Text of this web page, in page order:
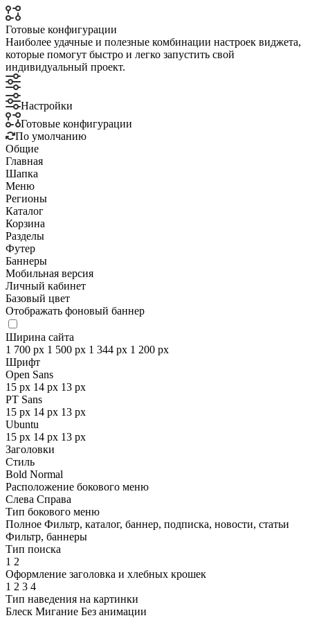
Готовые конфигурации
Наиболее удачные и полезные комбинации настроек виджета,
которые помогут быстро и легко запустить свой
индивидуальный проект.
Настройки
Готовые конфигурации
По умолчанию
Общие
Главная
Шапка
Меню
Регионы
Каталог
Корзина
Разделы
Футер
Баннеры
Мобильная версия
Личный кабинет
Базовый цвет
Отображать фоновый баннер
Ширина сайта
1 700 px 1 500 px 1 344 px 1 200 px
Шрифт
Open Sans
15 px 14 px 13 px
PT Sans
15 px 14 px 13 px
Ubuntu
15 px 14 px 13 px
Заголовки
Стиль
Bold Normal
Расположение бокового меню
Слева Справа
Тип бокового меню
Полное Фильтр, каталог, баннер, подписка, новости, статьи
Фильтр, баннеры
Тип поиска
1 2
Оформление заголовка и хлебных крошек
1 2 3 4
Тип наведения на картинки
Блеск Мигание Без анимации